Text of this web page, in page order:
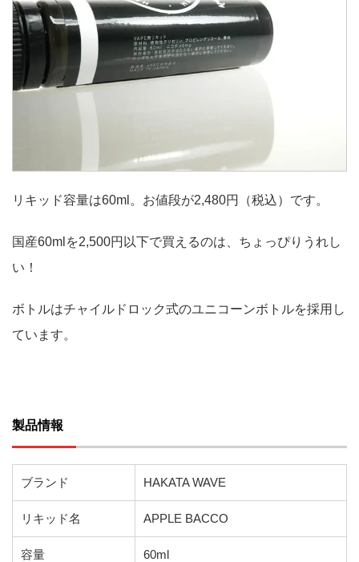
リキッド容量は60ml。お値段が2,480円（税込）です。
国産60mlを2,500円以下で買えるのは、ちょっぴりうれし
い！
ボトルはチャイルドロック式のユニコーンボトルを採用し
ています。
製品情報
ブランド HAKATA WAVE
リキッド名 APPLE BACCO
容量 60ml